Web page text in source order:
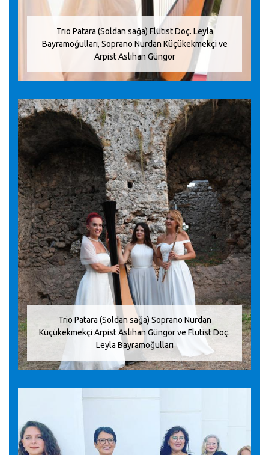
Trio Patara (Soldan sağa) Flütist Doç. Leyla
Bayramoğulları, Soprano Nurdan Küçükekmekçi ve
Arpist Aslıhan Güngör
Trio Patara (Soldan sağa) Soprano Nurdan
Küçükekmekçi Arpist Aslıhan Güngör ve Flütist Doç.
Leyla Bayramoğulları